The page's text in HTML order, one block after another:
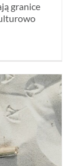
granice